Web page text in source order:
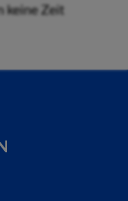
keine Zeit